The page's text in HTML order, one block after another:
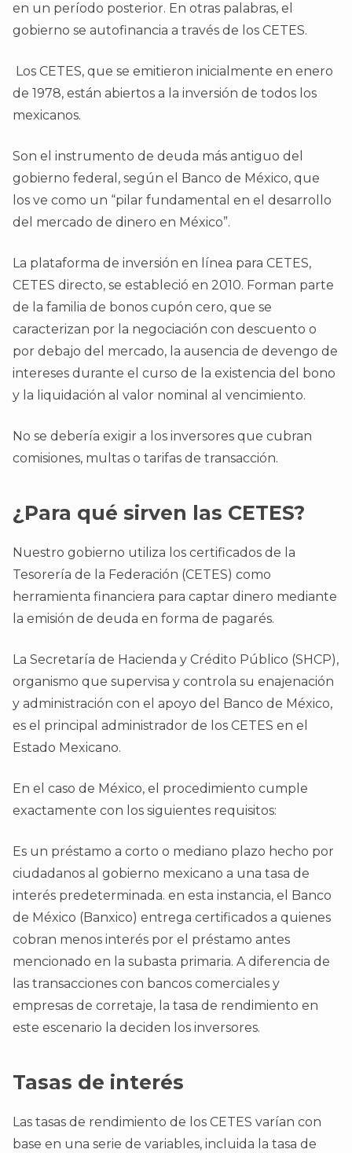
en un período posterior. En otras palabras, el
gobierno se autofinancia a través de los CETES.
Los CETES, que se emitieron inicialmente en enero
de 1978, están abiertos a la inversión de todos los
mexicanos.
Son el instrumento de deuda más antiguo del
gobierno federal, según el Banco de México, que
los ve como un “pilar fundamental en el desarrollo
del mercado de dinero en México”.
La plataforma de inversión en línea para CETES,
CETES directo, se estableció en 2010. Forman parte
de la familia de bonos cupón cero, que se
caracterizan por la negociación con descuento o
por debajo del mercado, la ausencia de devengo de
intereses durante el curso de la existencia del bono
y la liquidación al valor nominal al vencimiento.
No se debería exigir a los inversores que cubran
comisiones, multas o tarifas de transacción.
¿Para qué sirven las CETES?
Nuestro gobierno utiliza los certificados de la
Tesorería de la Federación (CETES) como
herramienta financiera para captar dinero mediante
la emisión de deuda en forma de pagarés.
La Secretaría de Hacienda y Crédito Público (SHCP),
organismo que supervisa y controla su enajenación
y administración con el apoyo del Banco de México,
es el principal administrador de los CETES en el
Estado Mexicano.
En el caso de México, el procedimiento cumple
exactamente con los siguientes requisitos:
Es un préstamo a corto o mediano plazo hecho por
ciudadanos al gobierno mexicano a una tasa de
interés predeterminada. en esta instancia, el Banco
de México (Banxico) entrega certificados a quienes
cobran menos interés por el préstamo antes
mencionado en la subasta primaria. A diferencia de
las transacciones con bancos comerciales y
empresas de corretaje, la tasa de rendimiento en
este escenario la deciden los inversores.
Tasas de interés
Las tasas de rendimiento de los CETES varían con
base en una serie de variables, incluida la tasa de